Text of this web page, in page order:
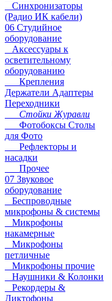
Синхронизаторы
(Радио ИК кабели)
06 Студийное
оборудование
Аксессуары к
осветительному
оборудованию
Крепления
Держатели Адаптеры
Переходники
Стойки Журавли
Фотобоксы Столы
для Фото
Рефлекторы и
насадки
Прочее
07 Звуковое
оборудование
Беспроводные
микрофоны & системы
Микрофоны
накамерные
Микрофоны
петличные
Микрофоны прочие
Наушники & Колонки
Рекордеры &
Диктофоны